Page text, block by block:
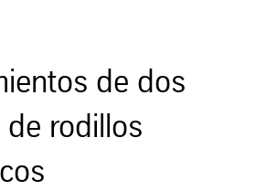
de dos
de rodillos